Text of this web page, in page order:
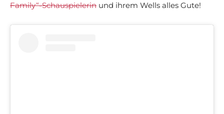
Family“-Schauspielerin und ihrem Wells alles Gute!